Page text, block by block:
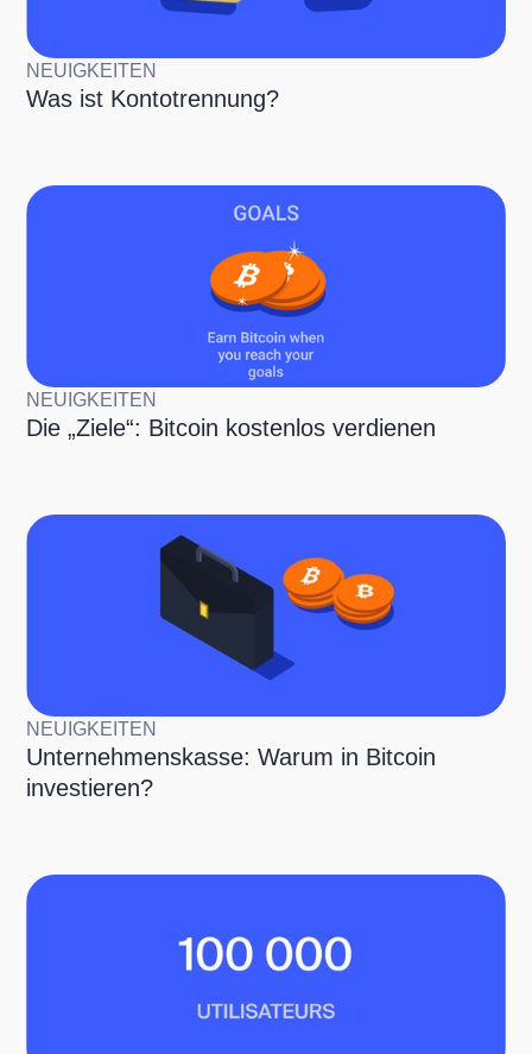
NEUIGKEITEN
Was ist Kontotrennung?
NEUIGKEITEN
Die „Ziele“: Bitcoin kostenlos verdienen
NEUIGKEITEN
Unternehmenskasse: Warum in Bitcoin
investieren?